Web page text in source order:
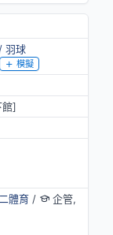
羽球
模擬
館]
體育/
企管,